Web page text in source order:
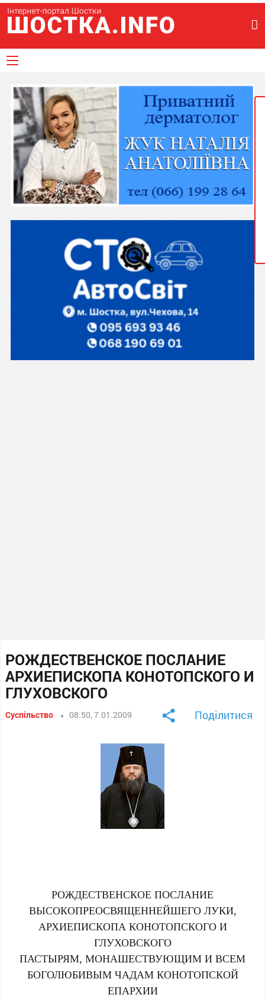
РОЖДЕСТВЕНСКОЕ ПОСЛАНИЕ
АРХИЕПИСКОПА КОНОТОПСКОГО И
ГЛУХОВСКОГО
Суспільство 08:50, 7.01.2009 Поділитися
РОЖДЕСТВЕНСКОЕ ПОСЛАНИЕ
ВЫСОКОПРЕОСВЯЩЕННЕЙШЕГО ЛУКИ,
АРХИЕПИСКОПА КОНОТОПСКОГО И
ГЛУХОВСКОГО
ПАСТЫРЯМ, МОНАШЕСТВУЮЩИМ И ВСЕМ
БОГОЛЮБИВЫМ ЧАДАМ КОНОТОПСКОЙ
ЕПАРХИИ